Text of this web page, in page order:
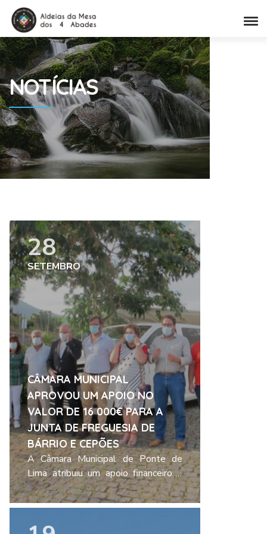
NOTÍCIAS
28
SETEMBRO
CÂMARA MUNICIPAL
APROVOU UM APOIO NO
VALOR DE 16 000€ PARA A
JUNTA DE FREGUESIA DE
BÁRRIO E CEPÕES
A Câmara Municipal de Ponte de
Lima atribuiu um apoio financeiro à
Junta de freguesia de Bárrio e
Cepões, para comparticipar a
transporte escolar.A nova viatura de
Ler mais